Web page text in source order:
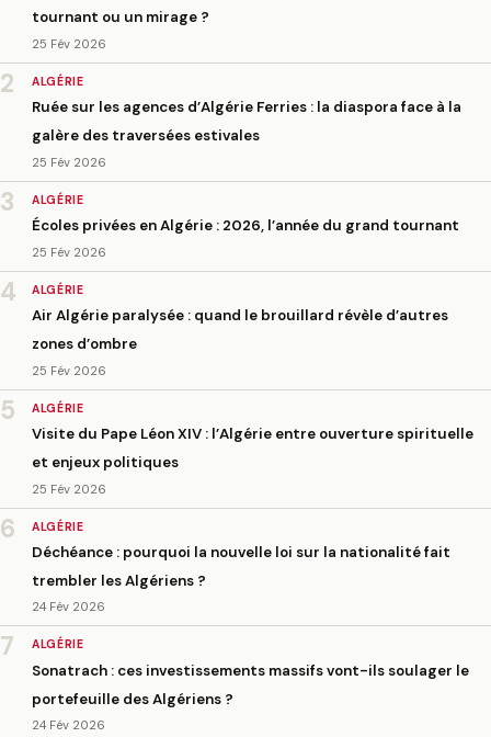
tournant ou un mirage ?
25 Fév 2026
2 ALGÉRIE
Ruée sur les agences d’Algérie Ferries : la diaspora face à la
galère des traversées estivales
25 Fév 2026
3 ALGÉRIE
Écoles privées en Algérie : 2026, l’année du grand tournant
25 Fév 2026
4 ALGÉRIE
Air Algérie paralysée : quand le brouillard révèle d’autres
zones d’ombre
25 Fév 2026
5 ALGÉRIE
Visite du Pape Léon XIV : l’Algérie entre ouverture spirituelle
et enjeux politiques
25 Fév 2026
6 ALGÉRIE
Déchéance : pourquoi la nouvelle loi sur la nationalité fait
trembler les Algériens ?
24 Fév 2026
7 ALGÉRIE
Sonatrach : ces investissements massifs vont-ils soulager le
portefeuille des Algériens ?
24 Fév 2026